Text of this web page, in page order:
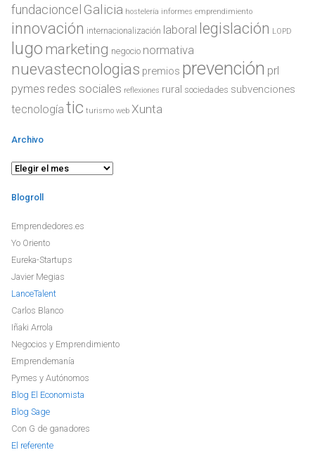
fundacioncel Galicia hostelería informes emprendimiento
innovación internacionalización laboral legislación LOPD
lugo marketing negocio normativa
nuevastecnologias premios prevención prl
pymes redes sociales reflexiones rural sociedades subvenciones
tecnología tic turismo web Xunta
Archivo
Archivo
Blogroll
Emprendedores.es
Yo Oriento
Eureka-Startups
Javier Megias
LanceTalent
Carlos Blanco
Iñaki Arrola
Negocios y Emprendimiento
Emprendemanía
Pymes y Autónomos
Blog El Economista
Blog Sage
Con G de ganadores
El referente